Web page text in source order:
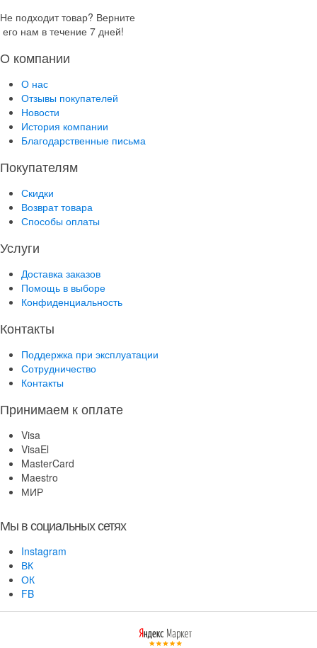
Не подходит товар? Верните
его нам в течение 7 дней!
О компании
О нас
Отзывы покупателей
Новости
История компании
Благодарственные письма
Покупателям
Скидки
Возврат товара
Способы оплаты
Услуги
Доставка заказов
Помощь в выборе
Конфиденциальность
Контакты
Поддержка при эксплуатации
Сотрудничество
Контакты
Принимаем к оплате
Visa
VisaEl
MasterCard
Maestro
МИР
Мы в социальных сетях
Instagram
ВК
ОК
FB